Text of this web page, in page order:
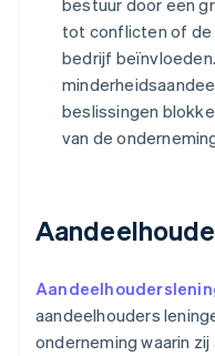
bestuur door een
tot conflicten of de
bedrijf
beslissingen
van de
aandeelhouders
onderneming waarin